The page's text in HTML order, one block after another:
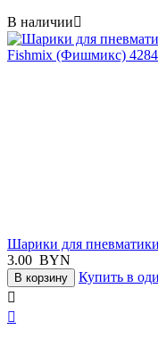
В наличии
Шарики для
3.00 BYN
В корзину
Купить в

